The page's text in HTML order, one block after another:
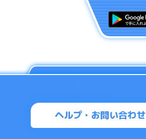
ヘルプ・お問い合わせ